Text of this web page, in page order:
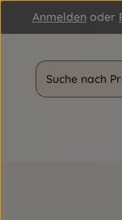
Hauptinhalt
Zur Suche springen
Zur
Anmelden oder